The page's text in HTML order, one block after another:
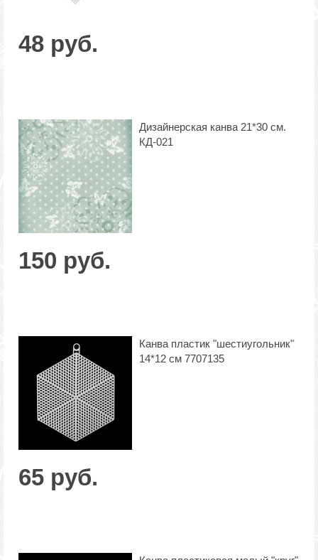
48 руб.
Дизайнерская канва 21*30 см.
КД-021
150 руб.
Канва пластик "шестиугольник"
14*12 см 7707135
65 руб.